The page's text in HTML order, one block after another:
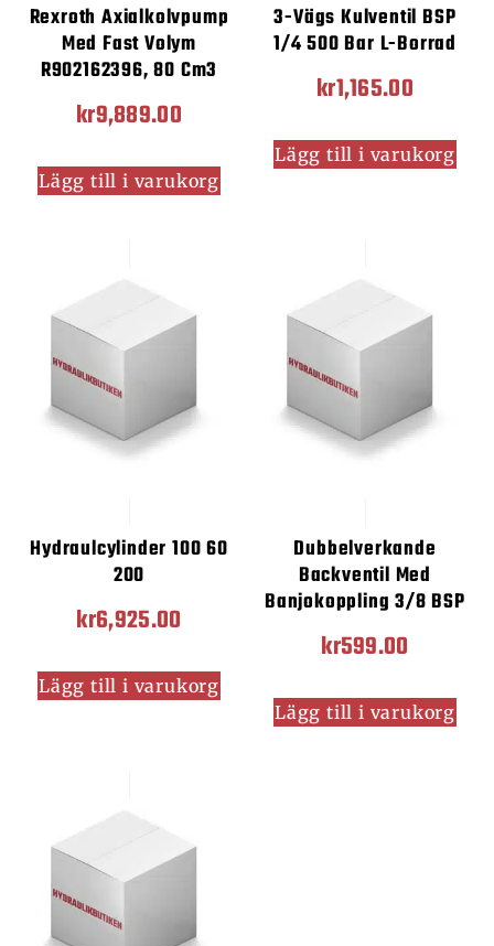
Rexroth Axialkolvpump
Med Fast Volym
R902162396, 80 Cm3
kr9,889.00
Lägg till i varukorg
3-Vägs Kulventil BSP
1/4 500 Bar L-Borrad
kr1,165.00
Lägg till i varukorg
Hydraulcylinder 100 60
200
kr6,925.00
Lägg till i varukorg
Dubbelverkande
Backventil Med
Banjokoppling 3/8 BSP
kr599.00
Lägg till i varukorg